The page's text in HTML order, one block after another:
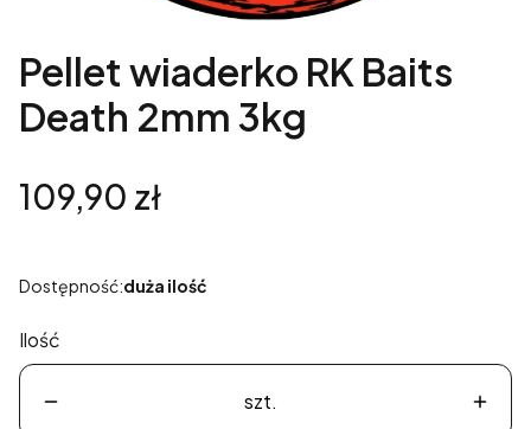
Pellet wiaderko RK Baits
Death 2mm 3kg
Cena
109,90 zł
Dostępność:duża ilość
Ilość
szt.